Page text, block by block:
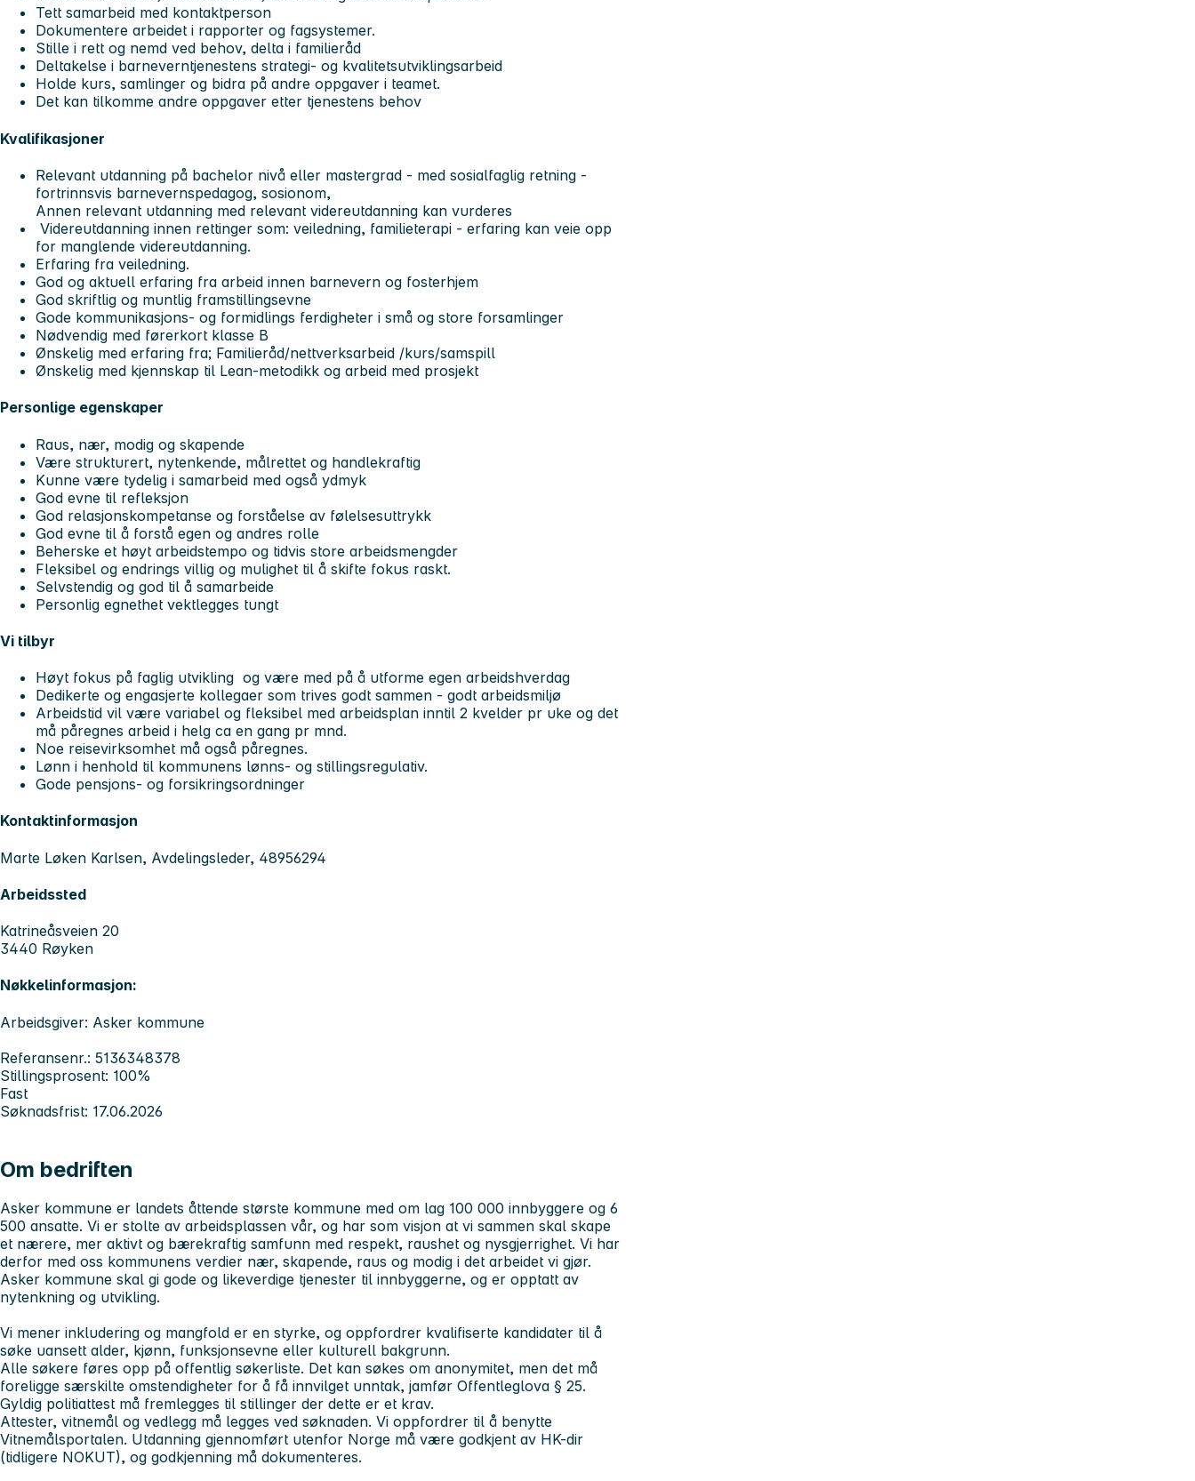
Tett samarbeid med kontaktperson
Dokumentere arbeidet i rapporter og fagsystemer.
Stille i rett og nemd ved behov, delta i familieråd
Deltakelse i barneverntjenestens strategi- og kvalitetsutviklingsarbeid
Holde kurs, samlinger og bidra på andre oppgaver i teamet.
Det kan tilkomme andre oppgaver etter tjenestens behov
Kvalifikasjoner
Relevant utdanning på bachelor nivå eller mastergrad - med sosialfaglig retning -
fortrinnsvis barnevernspedagog, sosionom,
Annen relevant utdanning med relevant videreutdanning kan vurderes
Videreutdanning innen rettinger som: veiledning, familieterapi - erfaring kan veie opp
for manglende videreutdanning.
Erfaring fra veiledning.
God og aktuell erfaring fra arbeid innen barnevern og fosterhjem
God skriftlig og muntlig framstillingsevne
Gode kommunikasjons- og formidlings ferdigheter i små og store forsamlinger
Nødvendig med førerkort klasse B
Ønskelig med erfaring fra; Familieråd/nettverksarbeid /kurs/samspill
Ønskelig med kjennskap til Lean-metodikk og arbeid med prosjekt
Personlige egenskaper
Raus, nær, modig og skapende
Være strukturert, nytenkende, målrettet og handlekraftig
Kunne være tydelig i samarbeid med også ydmyk
God evne til refleksjon
God relasjonskompetanse og forståelse av følelsesuttrykk
God evne til å forstå egen og andres rolle
Beherske et høyt arbeidstempo og tidvis store arbeidsmengder
Fleksibel og endrings villig og mulighet til å skifte fokus raskt.
Selvstendig og god til å samarbeide
Personlig egnethet vektlegges tungt
Vi tilbyr
Høyt fokus på faglig utvikling og være med på å utforme egen arbeidshverdag
Dedikerte og engasjerte kollegaer som trives godt sammen - godt arbeidsmiljø
Arbeidstid vil være variabel og fleksibel med arbeidsplan inntil 2 kvelder pr uke og det
må påregnes arbeid i helg ca en gang pr mnd.
Noe reisevirksomhet må også påregnes.
Lønn i henhold til kommunens lønns- og stillingsregulativ.
Gode pensjons- og forsikringsordninger
Kontaktinformasjon
Marte Løken Karlsen, Avdelingsleder, 48956294
Arbeidssted
Katrineåsveien 20
3440 Røyken
Nøkkelinformasjon:
Arbeidsgiver: Asker kommune
Referansenr.: 5136348378
Stillingsprosent: 100%
Fast
Søknadsfrist: 17.06.2026
Om bedriften
Asker kommune er landets åttende største kommune med om lag 100 000 innbyggere og 6
500 ansatte. Vi er stolte av arbeidsplassen vår, og har som visjon at vi sammen skal skape
et nærere, mer aktivt og bærekraftig samfunn med respekt, raushet og nysgjerrighet. Vi har
derfor med oss kommunens verdier nær, skapende, raus og modig i det arbeidet vi gjør.
Asker kommune skal gi gode og likeverdige tjenester til innbyggerne, og er opptatt av
nytenkning og utvikling.
Vi mener inkludering og mangfold er en styrke, og oppfordrer kvalifiserte kandidater til å
søke uansett alder, kjønn, funksjonsevne eller kulturell bakgrunn.
Alle søkere føres opp på offentlig søkerliste. Det kan søkes om anonymitet, men det må
foreligge særskilte omstendigheter for å få innvilget unntak, jamfør Offentleglova § 25.
Gyldig politiattest må fremlegges til stillinger der dette er et krav.
Attester, vitnemål og vedlegg må legges ved søknaden. Vi oppfordrer til å benytte
Vitnemålsportalen. Utdanning gjennomført utenfor Norge må være godkjent av HK-dir
(tidligere NOKUT), og godkjenning må dokumenteres.